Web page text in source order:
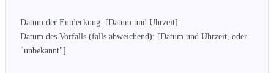
Datum der Entdeckung: [Datum und Uhrzeit]
Datum des Vorfalls (falls abweichend): [Datum und Uhrzeit, oder
"unbekannt"]